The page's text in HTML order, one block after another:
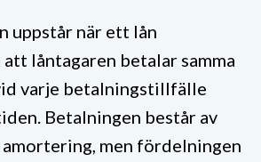
uppstår när ett lån
låntagaren betalar samma
varje betalningstillfälle
Betalningen består av
amortering, men fördelningen